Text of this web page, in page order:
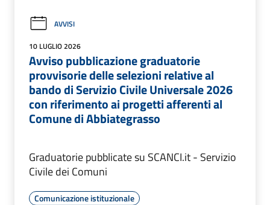
AVVISI
10 LUGLIO 2026
Avviso pubblicazione graduatorie
provvisorie delle selezioni relative al
bando di Servizio Civile Universale 2026
con riferimento ai progetti afferenti al
Comune di Abbiategrasso
Graduatorie pubblicate su SCANCI.it - Servizio
Civile dei Comuni
Comunicazione istituzionale